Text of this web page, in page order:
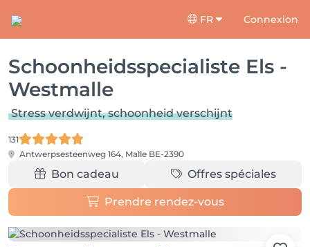
FR Connexion
Schoonheidsspecialiste Els -
Westmalle
Stress verdwijnt, schoonheid verschijnt
131
Antwerpsesteenweg 164, Malle BE-2390
Bon cadeau Offres spéciales
Prendre rendez-vous